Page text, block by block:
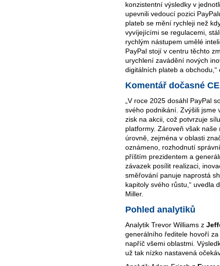
konzistentní výsledky v
upevnili vedoucí pozici
plateb se mění rychleji než
vyvíjejícími se regulacemi,
rychlým nástupem umělé
PayPal stojí v centru těchto
urychlení zavádění nových
digitálních plateb a obchodu,“
Komentář dočasné
„V roce 2025 dosáhl PayPal
svého podnikání. Zvýšili jsme
zisk na akcii, což potvrzuje
platformy. Zároveň však
úrovně, zejména v oblasti
oznámeno, rozhodnutí
příštím prezidentem a
závazek posílit realizaci,
směřování panuje naprostá
kapitoly svého růstu,“ uvedla
Miller.
Pohled analytiků
Analytik Trevor Williams z
generálního ředitele hovoří
napříč všemi oblastmi.
už tak nízko nastavená